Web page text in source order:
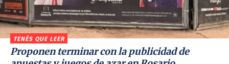
TENÉS QUE LEER
Proponen terminar con la publicidad de